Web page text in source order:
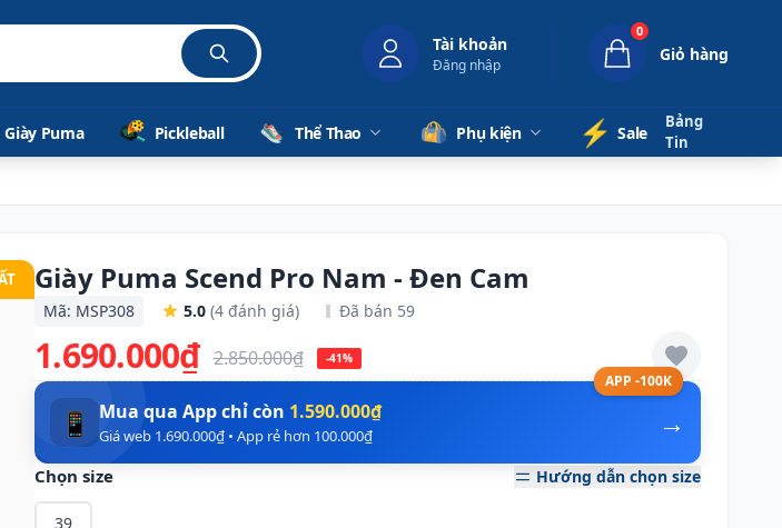
Tài khoản
Đăng nhập
0
Giỏ hàng
Giày Puma Pickleball Thể Thao Phụ kiện ⚡️ Sale
Bảng
Tin
Giày Puma Scend Pro Nam - Đen Cam
Mã: MSP308 5.0 (4 đánh giá) Đã bán 59
1.690.000₫ 2.850.000₫ -41%
APP -100K
→
📱 Mua qua App chỉ còn 1.590.000₫
Giá web 1.690.000₫ • App rẻ hơn 100.000₫
Chọn size Hướng dẫn chọn size
39